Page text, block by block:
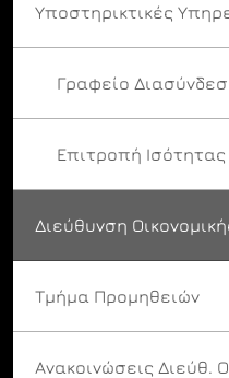
Υποστηρικτικές
Γραφείο
Επιτροπή
Διεύθυνση
Τμήμα Προμηθειών
Ανακοινώσεις Διεύθ.